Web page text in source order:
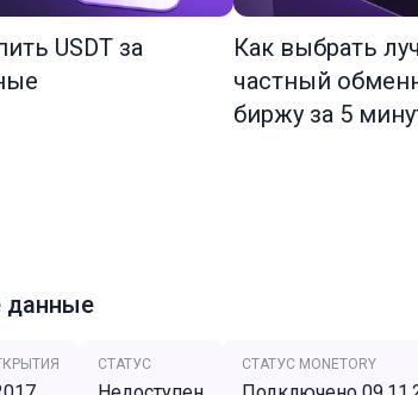
USDT за
Как выбрать
частный
биржу за 5
СТАТУС СТАТУС MONETORY